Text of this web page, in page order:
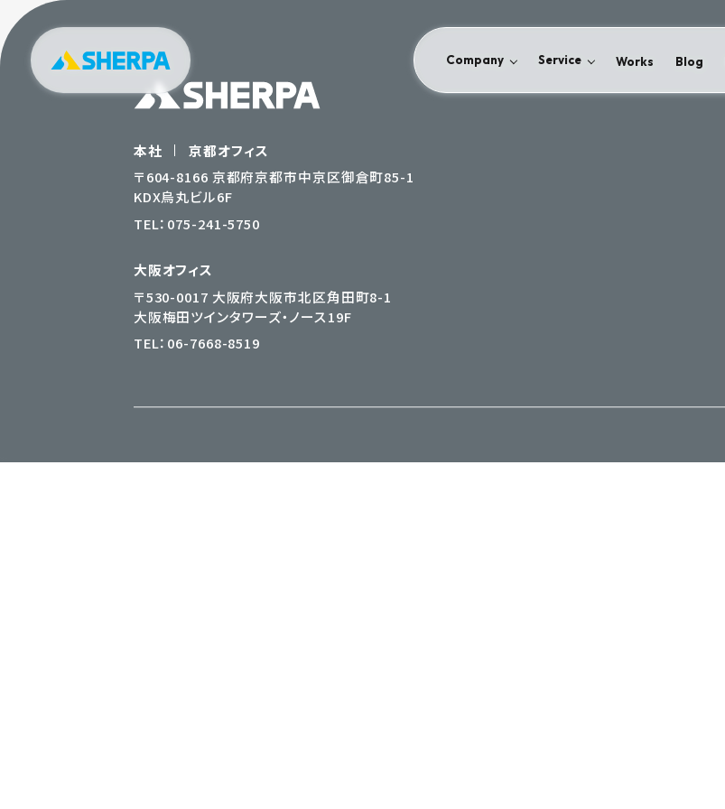
Company Service Works Blog
本社
京都オフィス
〒604-8166 京都府京都市中京区御倉町85-1
KDX烏丸ビル6F
TEL： 075-241-5750
大阪オフィス
〒530-0017 大阪府大阪市北区角田町8-1
大阪梅田ツインタワーズ・ノース19F
TEL： 06-7668-8519